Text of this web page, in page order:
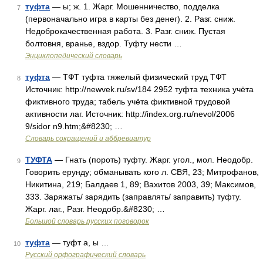
7 туфта — ы; ж. 1. Жарг. Мошенничество, подделка
(первоначально игра в карты без денег). 2. Разг. сниж.
Недоброкачественная работа. 3. Разг. сниж. Пустая
болтовня, вранье, вздор. Туфту нести …
Энциклопедический словарь
8 туфта — ТФТ туфта тяжелый физический труд ТФТ
Источник: http://newvek.ru/sv/184 2952 туфта техника учёта
фиктивного труда; табель учёта фиктивной трудовой
активности лаг. Источник: http://index.org.ru/nevol/2006
9/sidor n9.htm;&#8230; …
Словарь сокращений и аббревиатур
9 ТУФТА — Гнать (пороть) туфту. Жарг. угол., мол. Неодобр.
Говорить ерунду; обманывать кого л. СВЯ, 23; Митрофанов,
Никитина, 219; Балдаев 1, 89; Вахитов 2003, 39; Максимов,
333. Заряжать/ зарядить (заправлять/ заправить) туфту.
Жарг. лаг., Разг. Неодобр.&#8230; …
Большой словарь русских поговорок
10 туфта — туфт а, ы …
Русский орфографический словарь